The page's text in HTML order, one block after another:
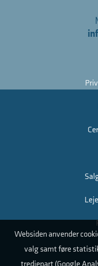
Websiden anvender
valg samt føre